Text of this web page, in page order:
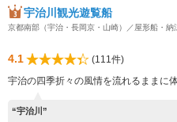
宇治川観光遊覧船
京都南部（宇治・長岡京・山崎）／屋形船・納
4.1
(111件)
宇治の四季折々の風情を流れるままに
“宇治川”